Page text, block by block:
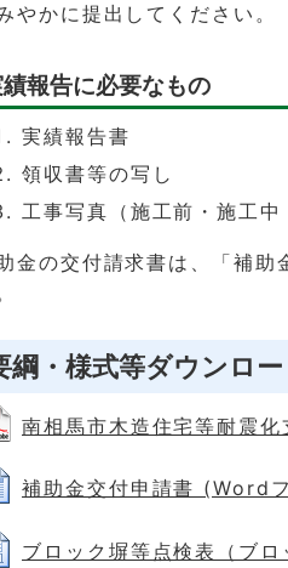
やかに提出してください。
報告に必要なもの
実績報告書
領収書等の写し
工事写真（施工前・施工中
金の交付請求書は、「補助
綱・様式等ダウンロー
南相馬市木造住宅等耐震
補助金交付申請書 (Word
ブロック塀等点検表（ブ